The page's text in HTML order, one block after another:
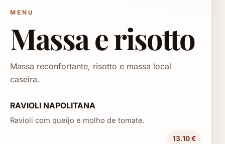
MENU
Massa e risotto
Massa reconfortante, risotto e massa local
caseira.
RAVIOLI NAPOLITANA
Ravioli com queijo e molho de tomate.
13.10 €